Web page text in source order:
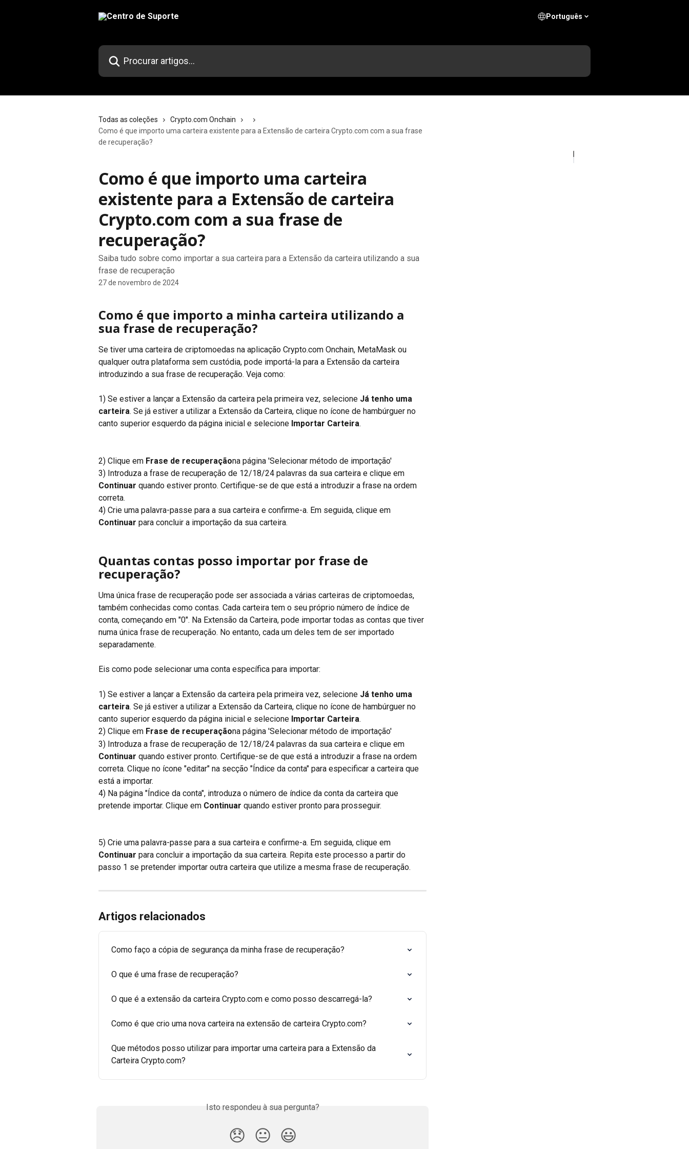
Português
Procurar artigos...
Todas as coleções
Crypto.com Onchain
Como é que importo uma carteira existente para a Extensão de carteira Crypto.com com a sua frase
de recuperação?
Como é que importo uma carteira
existente para a Extensão de carteira
Crypto.com com a sua frase de
recuperação?
Saiba tudo sobre como importar a sua carteira para a Extensão da carteira utilizando a sua
frase de recuperação
27 de novembro de 2024
Como é que importo a minha carteira utilizando a
sua frase de recuperação?
Se tiver uma carteira de criptomoedas na aplicação Crypto.com Onchain, MetaMask ou
qualquer outra plataforma sem custódia, pode importá-la para a Extensão da carteira
introduzindo a sua frase de recuperação. Veja como:
1) Se estiver a lançar a Extensão da carteira pela primeira vez, selecione Já tenho uma
carteira. Se já estiver a utilizar a Extensão da Carteira, clique no ícone de hambúrguer no
canto superior esquerdo da página inicial e selecione Importar Carteira.
2) Clique em Frase de recuperaçãona página 'Selecionar método de importação'
3) Introduza a frase de recuperação de 12/18/24 palavras da sua carteira e clique em
Continuar quando estiver pronto. Certifique-se de que está a introduzir a frase na ordem
correta.
4) Crie uma palavra-passe para a sua carteira e confirme-a. Em seguida, clique em
Continuar para concluir a importação da sua carteira.
Quantas contas posso importar por frase de
recuperação?
Uma única frase de recuperação pode ser associada a várias carteiras de criptomoedas,
também conhecidas como contas. Cada carteira tem o seu próprio número de índice de
conta, começando em "0". Na Extensão da Carteira, pode importar todas as contas que tiver
numa única frase de recuperação. No entanto, cada um deles tem de ser importado
separadamente.
Eis como pode selecionar uma conta específica para importar:
1) Se estiver a lançar a Extensão da carteira pela primeira vez, selecione Já tenho uma
carteira. Se já estiver a utilizar a Extensão da Carteira, clique no ícone de hambúrguer no
canto superior esquerdo da página inicial e selecione Importar Carteira.
2) Clique em Frase de recuperaçãona página 'Selecionar método de importação'
3) Introduza a frase de recuperação de 12/18/24 palavras da sua carteira e clique em
Continuar quando estiver pronto. Certifique-se de que está a introduzir a frase na ordem
correta. Clique no ícone "editar" na secção "Índice da conta" para especificar a carteira que
está a importar.
4) Na página "Índice da conta", introduza o número de índice da conta da carteira que
pretende importar. Clique em Continuar quando estiver pronto para prosseguir.
5) Crie uma palavra-passe para a sua carteira e confirme-a. Em seguida, clique em
Continuar para concluir a importação da sua carteira. Repita este processo a partir do
passo 1 se pretender importar outra carteira que utilize a mesma frase de recuperação.
Artigos relacionados
Como faço a cópia de segurança da minha frase de recuperação?
O que é uma frase de recuperação?
O que é a extensão da carteira Crypto.com e como posso descarregá-la?
Como é que crio uma nova carteira na extensão de carteira Crypto.com?
Que métodos posso utilizar para importar uma carteira para a Extensão da
Carteira Crypto.com?
Isto respondeu à sua pergunta?
😞 😐 😃